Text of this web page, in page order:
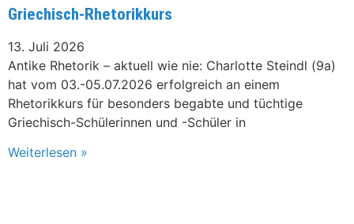
Griechisch-Rhetorikkurs
13. Juli 2026
Antike Rhetorik – aktuell wie nie: Charlotte Steindl (9a)
hat vom 03.-05.07.2026 erfolgreich an einem
Rhetorikkurs für besonders begabte und tüchtige
Griechisch-Schülerinnen und -Schüler in
Weiterlesen »